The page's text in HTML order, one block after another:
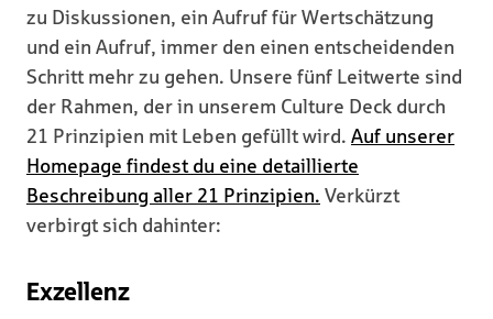
zu Diskussionen, ein Aufruf für Wertschätzung
und ein Aufruf, immer den einen entscheidenden
Schritt mehr zu gehen. Unsere fünf Leitwerte sind
der Rahmen, der in unserem Culture Deck durch
21 Prinzipien mit Leben gefüllt wird. Auf unserer
Homepage findest du eine detaillierte
Beschreibung aller 21 Prinzipien. Verkürzt
verbirgt sich dahinter:
Exzellenz